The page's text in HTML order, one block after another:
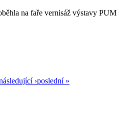
na faře vernisáž výstavy
›poslední »